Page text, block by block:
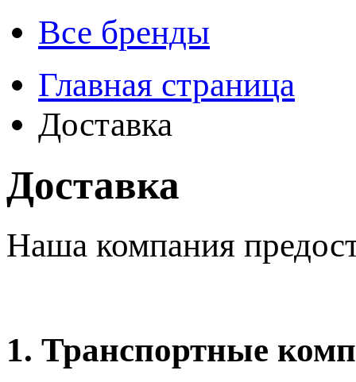
Все бренды
Главная страница
Доставка
Доставка
Наша компания
1. Транспортные